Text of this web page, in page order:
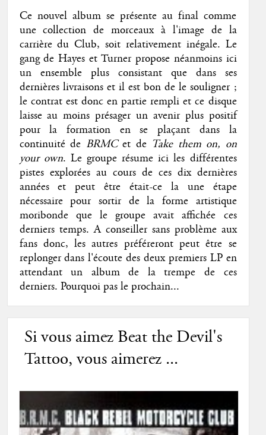
Ce nouvel album se présente au final comme
une collection de morceaux à l'image de la
carrière du Club, soit relativement inégale. Le
gang de Hayes et Turner propose néanmoins ici
un ensemble plus consistant que dans ses
dernières livraisons et il est bon de le souligner ;
le contrat est donc en partie rempli et ce disque
laisse au moins présager un avenir plus positif
pour la formation en se plaçant dans la
continuité de BRMCet de Take them on, on
your own. Le groupe résume ici les différentes
pistes explorées au cours de ces dix dernières
années et peut être était-ce la une étape
nécessaire pour sortir de la forme artistique
moribonde que le groupe avait affichée ces
derniers temps. A conseiller sans problème aux
fans donc, les autres préféreront peut être se
replonger dans l'écoute des deux premiers LP en
attendant un album de la trempe de ces
derniers. Pourquoi pas le prochain...
Si vous aimez Beat the Devil's
Tattoo, vous aimerez ...